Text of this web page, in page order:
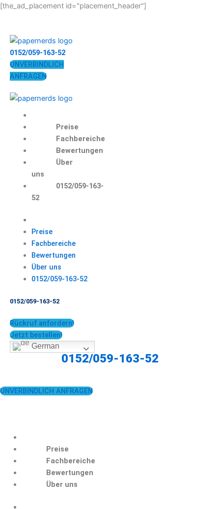
[the_ad_placement id="placement_header"]
Zum
0152/059-163-52
UNVERBINDLICH
ANFRAGEN
Preise
Fachbereiche
Bewertungen
Über
uns
0152/059-163-
52
Preise
Fachbereiche
Bewertungen
Über uns
0152/059-163-52
0152/059-163-52
Rückruf anfordern!
Jetzt bestellen!
German
0152/059-163-52
UNVERBINDLICH ANFRAGEN
Preise
Fachbereiche
Bewertungen
Über uns